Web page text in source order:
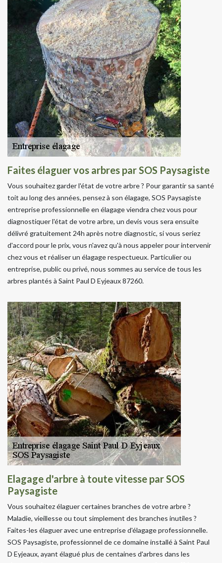
Faites élaguer vos arbres par SOS Paysagiste
Vous souhaitez garder l'état de votre arbre ? Pour garantir sa santé
toit au long des années, pensez à son élagage, SOS Paysagiste
entreprise professionnelle en élagage viendra chez vous pour
diagnostiquer l'état de votre arbre, un devis vous sera ensuite
délivré gratuitement 24h après notre diagnostic, si vous seriez
d'accord pour le prix, vous n'avez qu'à nous appeler pour intervenir
chez vous et réaliser un élagage respectueux. Particulier ou
entreprise, public ou privé, nous sommes au service de tous les
arbres plantés à Saint Paul D Eyjeaux 87260.
Elagage d'arbre à toute vitesse par SOS
Paysagiste
Vous souhaitez élaguer certaines branches de votre arbre ?
Maladie, vieillesse ou tout simplement des branches inutiles ?
Faites-les élaguer avec une entreprise d'élagage professionnelle.
SOS Paysagiste, professionnel de ce domaine installé à Saint Paul
D Eyjeaux, ayant élagué plus de centaines d'arbres dans les